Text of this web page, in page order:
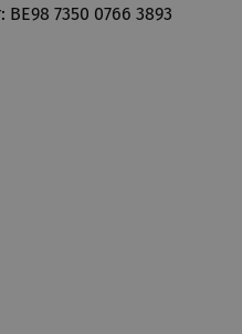
7350 0766 3893